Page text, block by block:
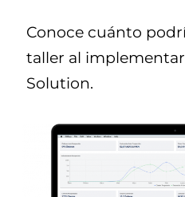
Conoce cuánto
taller al
Solution.